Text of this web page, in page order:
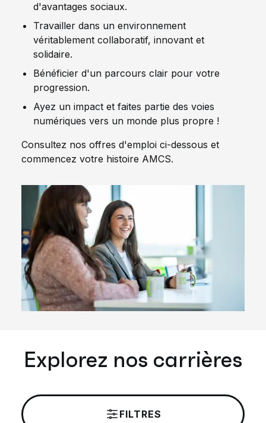
d'avantages sociaux.
Travailler dans un environnement
véritablement collaboratif, innovant et
solidaire.
Bénéficier d'un parcours clair pour votre
progression.
Ayez un impact et faites partie des voies
numériques vers un monde plus propre !
Consultez nos offres d'emploi ci-dessous et
commencez votre histoire AMCS.
Explorez nos carrières
FILTRES